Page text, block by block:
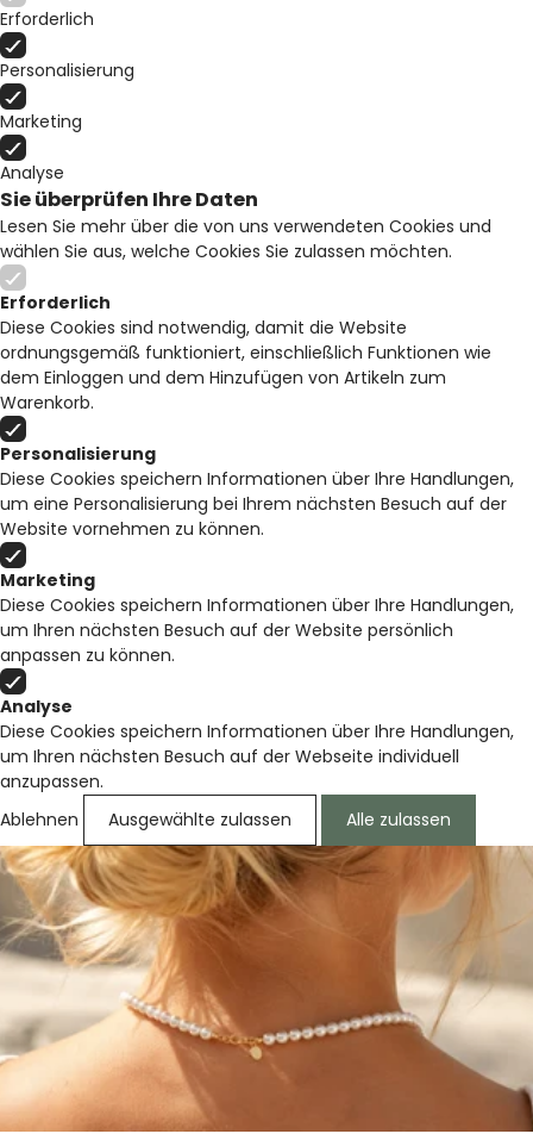
Erforderlich
Personalisierung
Marketing
Analyse
Sie überprüfen Ihre Daten
Lesen Sie mehr über die von uns verwendeten Cookies und
wählen Sie aus, welche Cookies Sie zulassen möchten.
Erforderlich
Diese Cookies sind notwendig, damit die Website
ordnungsgemäß funktioniert, einschließlich Funktionen wie
dem Einloggen und dem Hinzufügen von Artikeln zum
Warenkorb.
Personalisierung
Diese Cookies speichern Informationen über Ihre Handlungen,
um eine Personalisierung bei Ihrem nächsten Besuch auf der
Website vornehmen zu können.
Marketing
Diese Cookies speichern Informationen über Ihre Handlungen,
um Ihren nächsten Besuch auf der Website persönlich
anpassen zu können.
Analyse
Diese Cookies speichern Informationen über Ihre Handlungen,
um Ihren nächsten Besuch auf der Webseite individuell
anzupassen.
Ablehnen
Ausgewählte zulassen Alle zulassen